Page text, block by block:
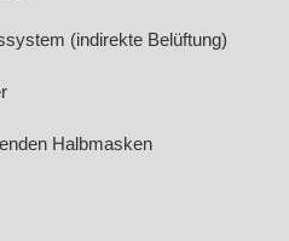
(indirekte Belüftung)
Halbmasken